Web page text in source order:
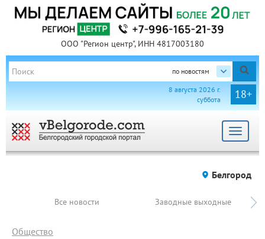
ООО "Регион центр", ИНН 4817003180
по новостям
18+
8 августа 2026 г.
суббота
Toggle
Белгород
Все новости Заводные выходные
Общество